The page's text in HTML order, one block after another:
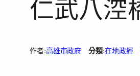
仁武八涳
作者:高雄市政府 分類:在地政經